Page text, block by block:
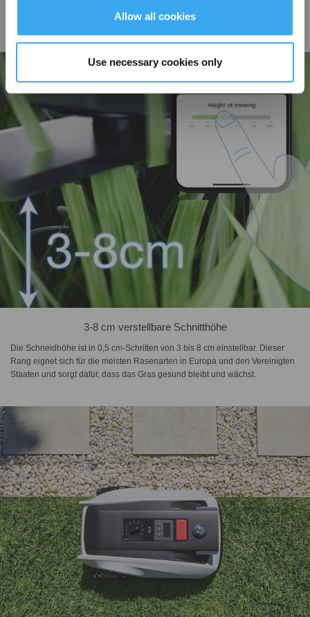
Allow all cookies
Use necessary cookies only
Passierbarkeit für schmale Pfade
Das superschmale Design gepaart mit intelligenter Kantenerkennung
navigiert mühelos Pfade bis zu 0,7 m* ohne menschliches Eingreifen.
3-8 cm verstellbare Schnitthöhe
Die Schneidhöhe ist in 0,5 cm-Schritten von 3 bis 8 cm einstellbar. Dieser
Rang eignet sich für die meisten Rasenarten in Europa und den Vereinigten
Staaten und sorgt dafür, dass das Gras gesund bleibt und wächst.